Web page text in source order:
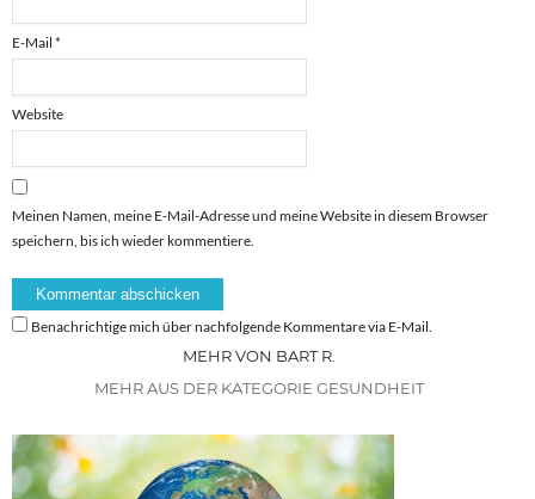
E-Mail *
Website
Meinen Namen, meine E-Mail-Adresse und meine Website in diesem Browser
speichern, bis ich wieder kommentiere.
Benachrichtige mich über nachfolgende Kommentare via E-Mail.
MEHR VON BART R.
MEHR AUS DER KATEGORIE GESUNDHEIT